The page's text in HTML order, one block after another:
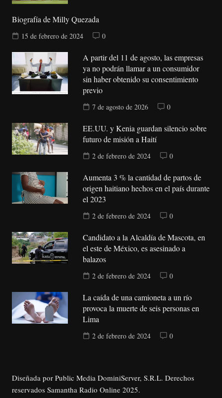
Biografía de Milly Quezada
15 de febrero de 2024 0
A partir del 11 de agosto, las empresas
ya no podrán llamar a un consumidor
sin haber obtenido su consentimiento
previo
7 de agosto de 2026 0
EE.UU. y Kenia guardan silencio sobre
futuro de misión a Haití
2 de febrero de 2024 0
Aumenta 3 % la cantidad de partos de
origen haitiano hechos en el país durante
el 2023
2 de febrero de 2024 0
Candidato a la Alcaldía de Mascota, en
el este de México, es asesinado a
balazos
2 de febrero de 2024 0
La caída de una camioneta a un río
provoca la muerte de seis personas en
Lima
2 de febrero de 2024 0
Diseñada por Public Media DominiServer, S.R.L. Derechos
reservados Samantha Radio Online 2025.